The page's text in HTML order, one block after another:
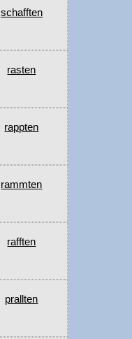
schafften
rasten
rappten
rammten
rafften
prallten